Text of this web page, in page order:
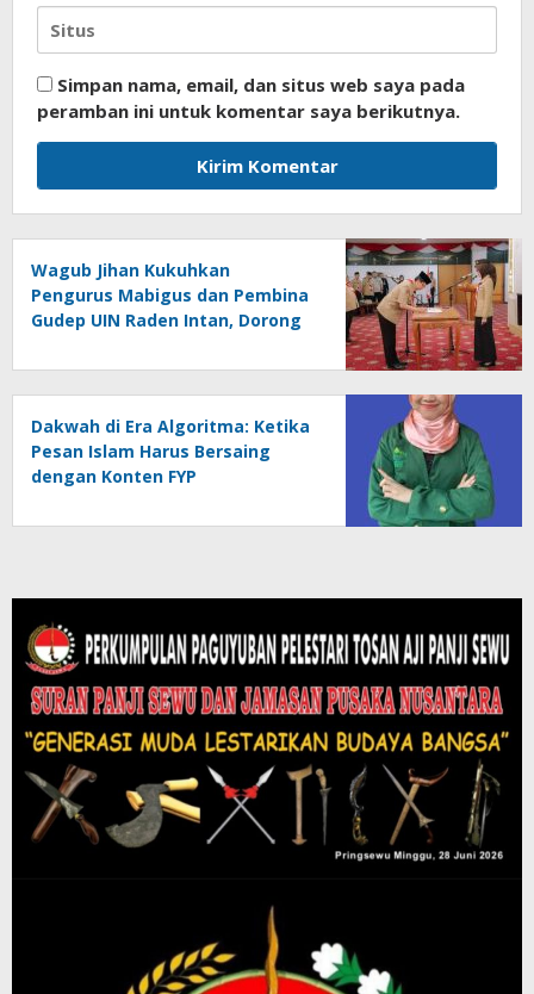
Simpan nama, email, dan situs web saya pada
peramban ini untuk komentar saya berikutnya.
Wagub Jihan Kukuhkan
Pengurus Mabigus dan Pembina
Gudep UIN Raden Intan, Dorong
Generasi Muda
Dakwah di Era Algoritma: Ketika
Pesan Islam Harus Bersaing
dengan Konten FYP